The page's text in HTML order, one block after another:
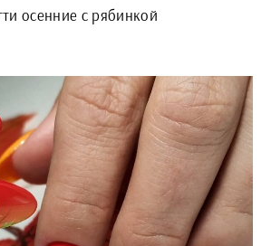
осенние с рябинкой